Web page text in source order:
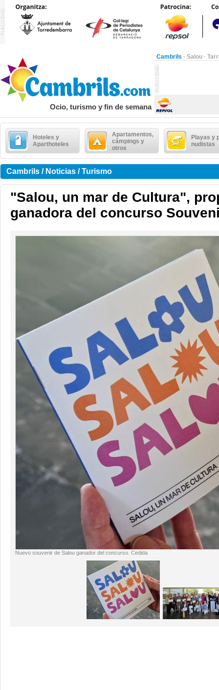
Cambrils · Salou ·
Ocio, turismo y fin de semana
Hoteles y
Aparthoteles
Apartamentos,
cámpings y
otros
Playas y
nudistas
Cambrils / Noticias / Turismo
"Salou, un mar de Cultura",
ganadora del concurso
Nuevo souvenir de Salou ganador del concurso. Cedida